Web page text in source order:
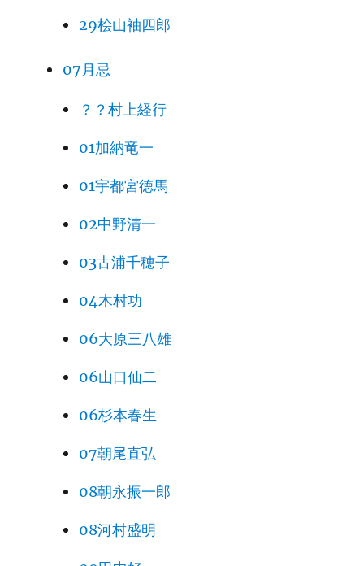
29桧山袖四郎
07月忌
？？村上経行
01加納竜一
01宇都宮徳馬
02中野清一
03古浦千穂子
04木村功
06大原三八雄
06山口仙二
06杉本春生
07朝尾直弘
08朝永振一郎
08河村盛明